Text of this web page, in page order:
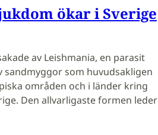
ökar i Sverige
av Leishmania, en parasit
som huvudsakligen
områden och i länder kring
Den allvarligaste formen leder